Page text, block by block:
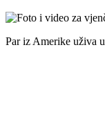
Par iz Amerike uživa